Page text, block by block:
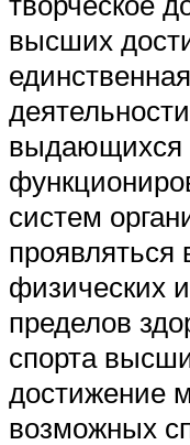
высших
выдающихся
систем
проявляться
физических
пределов
спорта
достижение
возможных